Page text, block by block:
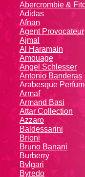
Abercrombie &
Adidas
Afnan
Agent Provocateur
Ajmal
Al Haramain
Amouage
Angel Schlesser
Antonio Banderas
Arabesque
Armaf
Armand Basi
Attar Collection
Azzaro
Baldessarini
Brioni
Bruno Banani
Burberry
Bvlgari
Byredo